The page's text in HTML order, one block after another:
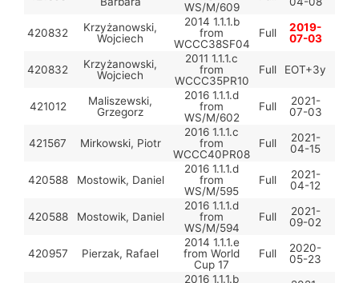
WS/M/609
420832
Krzyżanowski,
Wojciech
2014 1.1.1.b
from
WCCC38SF04
Full
2019-
07-03
420832
Krzyżanowski,
Wojciech
2011 1.1.1.c
from
WCCC35PR10
Full EOT+3y
421012
Maliszewski,
Grzegorz
2016 1.1.1.d
from
WS/M/602
Full
2021-
07-03
421567 Mirkowski, Piotr
2016 1.1.1.c
from
WCCC40PR08
Full
2021-
04-15
420588 Mostowik, Daniel
2016 1.1.1.d
from
WS/M/595
Full
2021-
04-12
420588 Mostowik, Daniel
2016 1.1.1.d
from
WS/M/594
Full
2021-
09-02
420957 Pierzak, Rafael
2014 1.1.1.e
from World
Cup 17
Full
2020-
05-23
2016 1.1.1.b